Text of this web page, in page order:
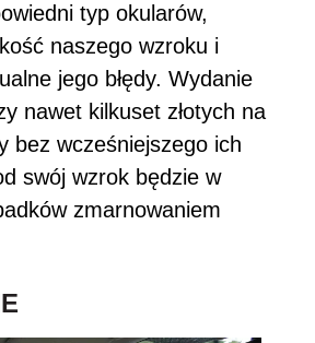
typ okularów,
naszego wzroku i
jego błędy. Wydanie
nawet kilkuset złotych na
bez wcześniejszego ich
swój wzrok będzie w
zmarnowaniem